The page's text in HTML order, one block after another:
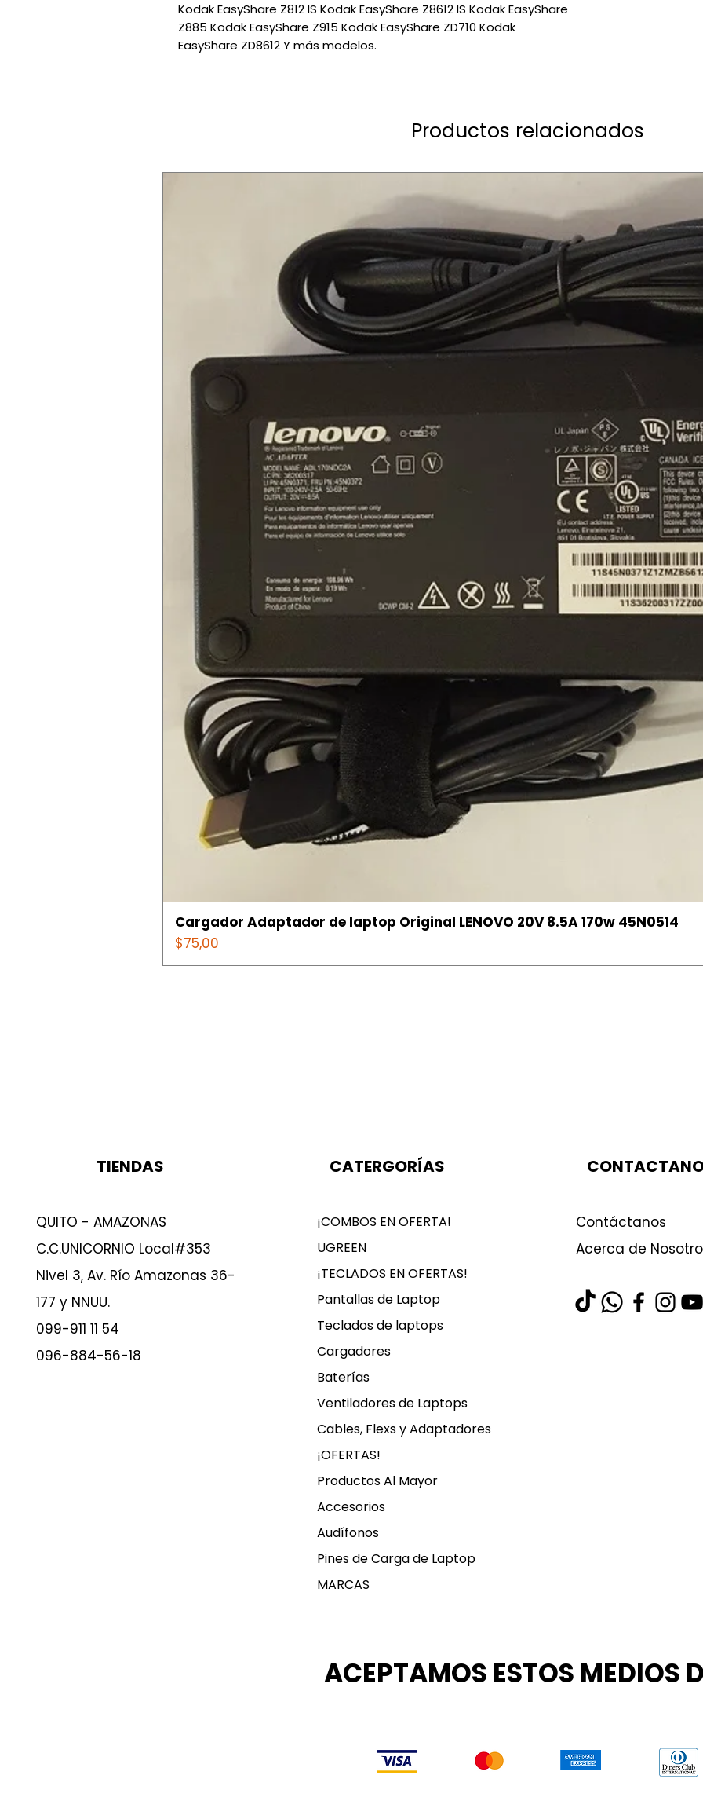
Kodak EasyShare Z812 IS Kodak EasyShare Z8612 IS Kodak EasyShare
Z885 Kodak EasyShare Z915 Kodak EasyShare ZD710 Kodak
EasyShare ZD8612 Y más modelos.
Productos relacionados
Cargador Adaptador de laptop Original LENOVO 20V 8.5A 170w 45N0514
Precio
$75,00
TIENDAS
QUITO - AMAZONAS
C.C.UNICORNIO Local#353
Nivel 3, Av. Río Amazonas 36-
177 y NNUU.
099-911 11 54
096-884-56-18
CATERGORÍAS
¡COMBOS EN OFERTA!
UGREEN
¡TECLADOS EN OFERTAS!
Pantallas de Laptop
Teclados de laptops
Cargadores
Baterías
Ventiladores de Laptops
Cables, Flexs y Adaptadores
¡OFERTAS!
Productos Al Mayor
Accesorios
Audífonos
Pines de Carga de Laptop
MARCAS
Contáctanos
Acerca de
ACEPTAMOS ESTOS MEDIOS